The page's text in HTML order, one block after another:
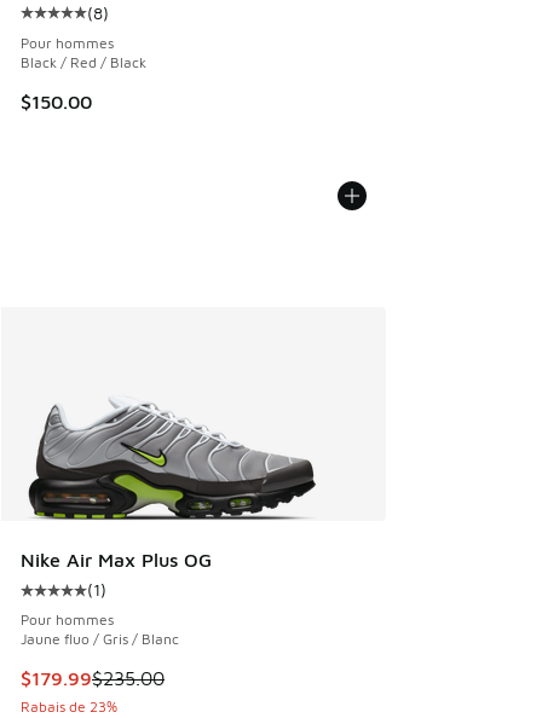
Cote moyenne du client - [5 sur 5 étoiles], 8 commentaires
(8)
Pour hommes
Black / Red / Black
$150.00
Nike Air Max Plus OG
Cote moyenne du client - [5 sur 5 étoiles], 1 commentaires
(1)
Pour hommes
Jaune fluo / Gris / Blanc
Cet article est en solde. Le prix est passé de $235.00 à
$179.99$235.00
Rabais de 23%